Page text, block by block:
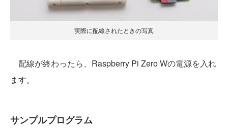
実際に配線されたときの写真
配線が終わったら、Raspberry Pi Zero Wの電源を入れ
ます。
サンプルプログラム